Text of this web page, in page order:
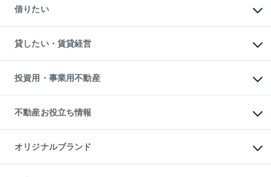
中古一戸建ての購入
不動産購入の流れ
注目キーワード物件特集
購入ガイド
English 繁体中文簡体中文
一戸建ての売却・査定
土地の売却・査定
スピードAI査定
不動産査定について
不動産売却の流れ
不動産買換えの流れ
売却ガイド
借りたい
オフィス・店舗の賃貸
借りるときの流れ
借りるガイド
貸したい・賃貸経営
マンション賃料データ
賃貸管理プラン
リロケーションについて
貸すガイド
投資用・事業用不動産
事業用不動産
マンション投資
投資用マンション
アパート経営
収益物件
不動産お役立ち情報
マンションライブラリー
人気マンションランキング
暮らしに役立つ不動産メディア
オリジナルブランド